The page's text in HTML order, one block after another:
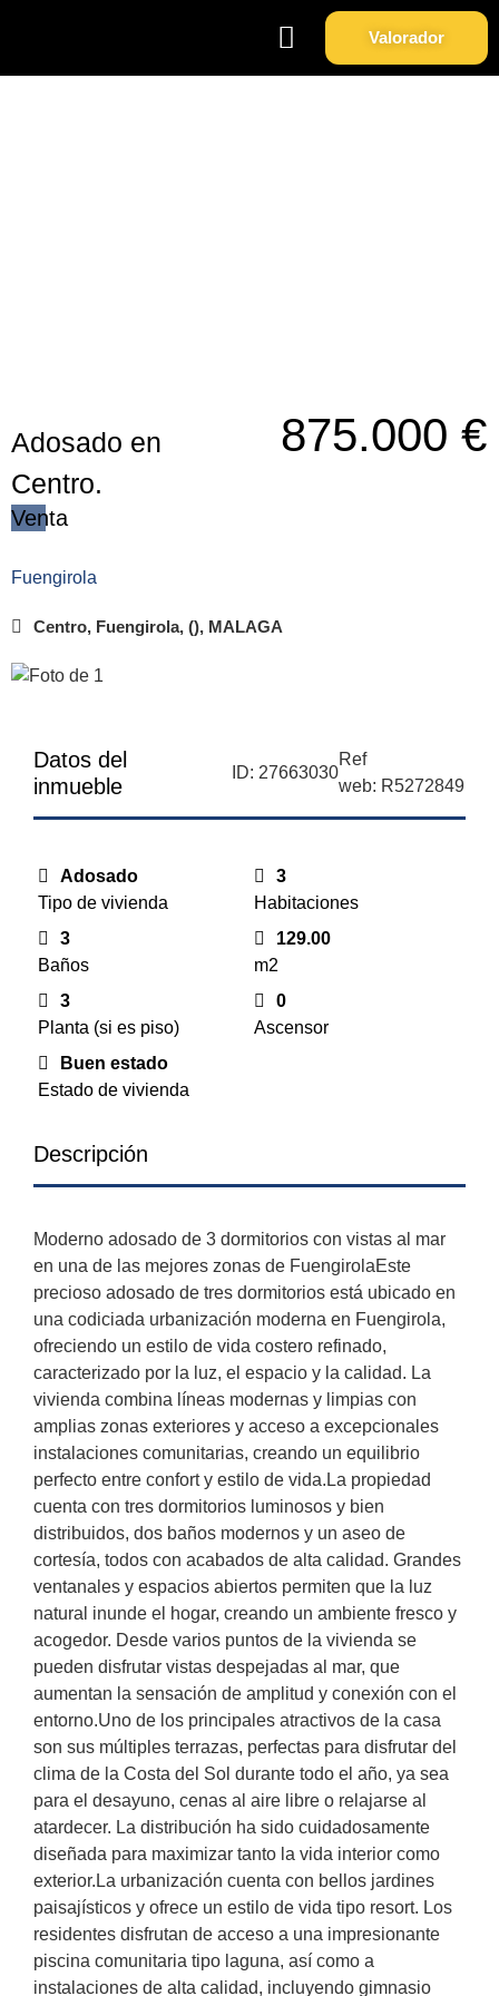
Valorador
Adosado en
Centro.
875.000 €
Venta
Fuengirola
Centro, Fuengirola, (), MALAGA
Datos del
inmueble
ID: 27663030
Ref
web: R5272849
Adosado
Tipo de vivienda
3
Habitaciones
3
Baños
129.00
m2
3
Planta (si es piso)
0
Ascensor
Buen estado
Estado de vivienda
Descripción
Moderno adosado de 3 dormitorios con vistas al mar
en una de las mejores zonas de FuengirolaEste
precioso adosado de tres dormitorios está ubicado en
una codiciada urbanización moderna en Fuengirola,
ofreciendo un estilo de vida costero refinado,
caracterizado por la luz, el espacio y la calidad. La
vivienda combina líneas modernas y limpias con
amplias zonas exteriores y acceso a excepcionales
instalaciones comunitarias, creando un equilibrio
perfecto entre confort y estilo de vida.La propiedad
cuenta con tres dormitorios luminosos y bien
distribuidos, dos baños modernos y un aseo de
cortesía, todos con acabados de alta calidad. Grandes
ventanales y espacios abiertos permiten que la luz
natural inunde el hogar, creando un ambiente fresco y
acogedor. Desde varios puntos de la vivienda se
pueden disfrutar vistas despejadas al mar, que
aumentan la sensación de amplitud y conexión con el
entorno.Uno de los principales atractivos de la casa
son sus múltiples terrazas, perfectas para disfrutar del
clima de la Costa del Sol durante todo el año, ya sea
para el desayuno, cenas al aire libre o relajarse al
atardecer. La distribución ha sido cuidadosamente
diseñada para maximizar tanto la vida interior como
exterior.La urbanización cuenta con bellos jardines
paisajísticos y ofrece un estilo de vida tipo resort. Los
residentes disfrutan de acceso a una impresionante
piscina comunitaria tipo laguna, así como a
instalaciones de alta calidad, incluyendo gimnasio